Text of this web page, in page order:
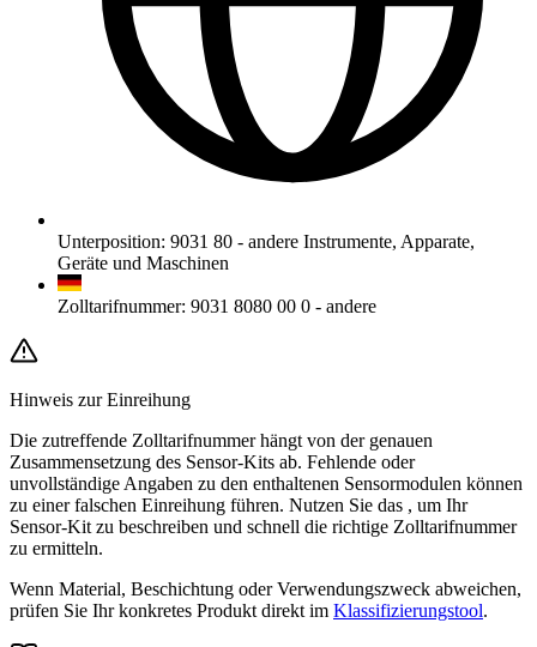
Unterposition: 9031 80 - andere Instrumente, Apparate,
Geräte und Maschinen
Zolltarifnummer: 9031 8080 00 0 - andere
Hinweis zur Einreihung
Die zutreffende Zolltarifnummer hängt von der genauen
Zusammensetzung des Sensor-Kits ab. Fehlende oder
unvollständige Angaben zu den enthaltenen Sensormodulen können
zu einer falschen Einreihung führen. Nutzen Sie das , um Ihr
Sensor-Kit zu beschreiben und schnell die richtige Zolltarifnummer
zu ermitteln.
Wenn Material, Beschichtung oder Verwendungszweck abweichen,
prüfen Sie Ihr konkretes Produkt direkt im Klassifizierungstool.